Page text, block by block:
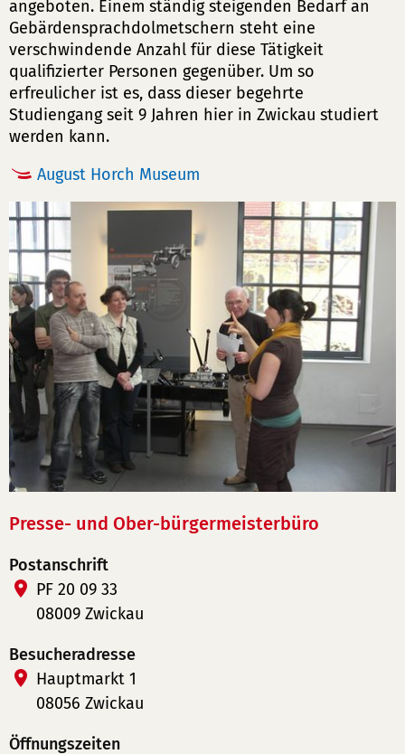
angeboten. Einem ständig steigenden Bedarf an
Gebärdensprachdolmetschern steht eine
verschwindende Anzahl für diese Tätigkeit
qualifizierter Personen gegenüber. Um so
erfreulicher ist es, dass dieser begehrte
Studiengang seit 9 Jahren hier in Zwickau studiert
werden kann.
August Horch Museum
Presse- und Ober-bürgermeisterbüro
Postanschrift
PF 20 09 33
08009 Zwickau
Besucheradresse
Hauptmarkt 1
08056 Zwickau
Öffnungszeiten